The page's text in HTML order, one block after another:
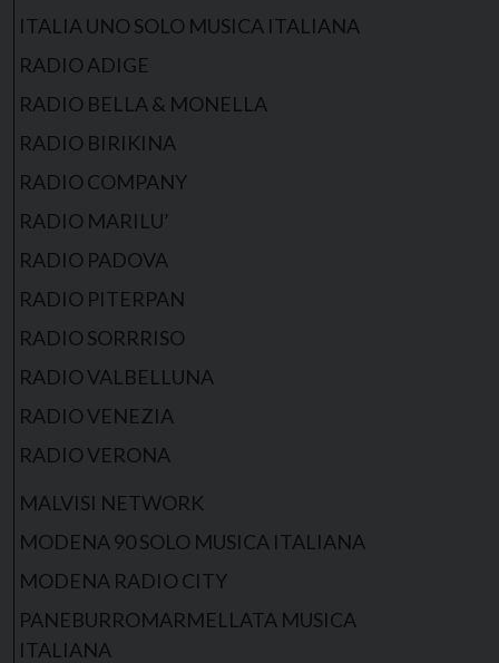
ITALIA UNO SOLO MUSICA ITALIANA
RADIO ADIGE
RADIO BELLA & MONELLA
RADIO BIRIKINA
RADIO COMPANY
RADIO MARILU’
RADIO PADOVA
RADIO PITERPAN
RADIO SORRRISO
RADIO VALBELLUNA
RADIO VENEZIA
RADIO VERONA
MALVISI NETWORK
MODENA 90 SOLO MUSICA ITALIANA
MODENA RADIO CITY
PANEBURROMARMELLATA MUSICA
ITALIANA